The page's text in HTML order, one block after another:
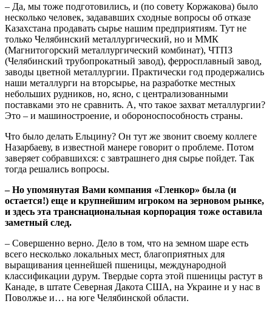
– Да, мы тоже подготовились, и (по совету Коржакова) было
несколько человек, задававших сходные вопросы об отказе
Казахстана продавать сырье нашим предприятиям. Тут не
только Челябинский металлургический, но и ММК
(Магнитогорский металлургический комбинат), ЧТПЗ
(Челябинский трубопрокатный завод), ферросплавный завод,
заводы цветной металлургии. Практически год продержались
наши металлурги на вторсырье, на разработке местных
небольших рудников, но, ясно, с централизованными
поставками это не сравнить. А, что такое захват металлургии?
Это – и машиностроение, и обороноспособность страны.
Что было делать Ельцину? Он тут же звонит своему коллеге
Назарбаеву, в известной манере говорит о проблеме. Потом
заверяет собравшихся: с завтрашнего дня сырье пойдет. Так
тогда решались вопросы.
– Но упомянутая Вами компания «Гленкор» была (и
остается!) еще и крупнейшим игроком на зерновом рынке,
и здесь эта транснациональная корпорация тоже оставила
заметный след.
– Совершенно верно. Дело в том, что на земном шаре есть
всего несколько локальных мест, благоприятных для
выращивания ценнейшей пшеницы, международной
классификации дурум. Твердые сорта этой пшеницы растут в
Канаде, в штате Северная Дакота США, на Украине и у нас в
Поволжье и… на юге Челябинской области.